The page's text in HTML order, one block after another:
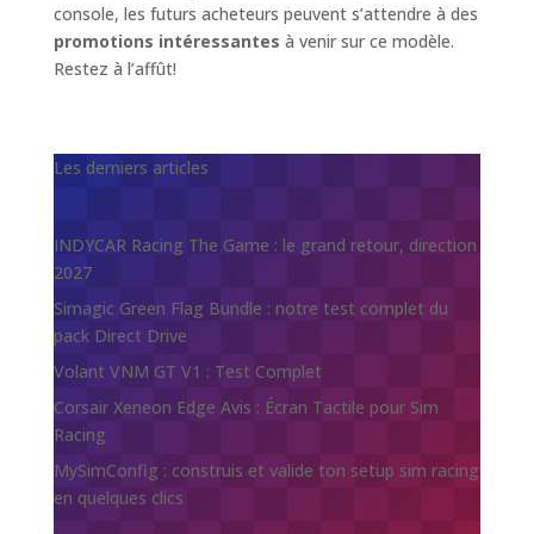
console, les futurs acheteurs peuvent s’attendre à des
promotions intéressantes à venir sur ce modèle.
Restez à l’affût!
Les derniers articles
INDYCAR Racing The Game : le grand retour, direction
2027
Simagic Green Flag Bundle : notre test complet du
pack Direct Drive
Volant VNM GT V1 : Test Complet
Corsair Xeneon Edge Avis : Écran Tactile pour Sim
Racing
MySimConfig : construis et valide ton setup sim racing
en quelques clics